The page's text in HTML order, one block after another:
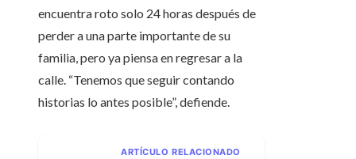
encuentra roto solo 24 horas después de
perder a una parte importante de su
familia, pero ya piensa en regresar a la
calle. “Tenemos que seguir contando
historias lo antes posible”, defiende.
ARTÍCULO RELACIONADO